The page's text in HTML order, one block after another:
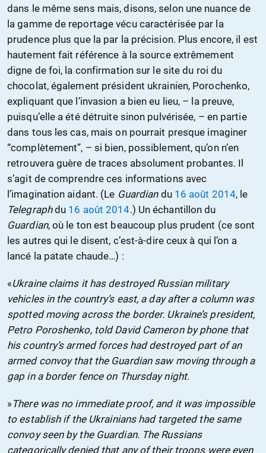
dans le même sens mais, disons, selon une nuance de
la gamme de reportage vécu caractérisée par la
prudence plus que la par la précision. Plus encore, il est
hautement fait référence à la source extrêmement
digne de foi, la confirmation sur le site du roi du
chocolat, également président ukrainien, Porochenko,
expliquant que l’invasion a bien eu lieu, – la preuve,
puisqu’elle a été détruite sinon pulvérisée, – en partie
dans tous les cas, mais on pourrait presque imaginer
“complètement”, – si bien, possiblement, qu’on n’en
retrouvera guère de traces absolument probantes. Il
s’agit de comprendre ces informations avec
l’imagination aidant. (Le Guardiandu 16 août 2014, le
Telegraphdu 16 août 2014.) Un échantillon du
Guardian, où le ton est beaucoup plus prudent (ce sont
les autres qui le disent, c’est-à-dire ceux à qui l’on a
lancé la patate chaude…) :
«Ukraine claims it has destroyed Russian military
vehicles in the country’s east, a day after a column was
spotted moving across the border. Ukraine’s president,
Petro Poroshenko, told David Cameron by phone that
his country’s armed forces had destroyed part of an
armed convoy that the Guardian saw moving through a
gap in a border fence on Thursday night.
»There was no immediate proof, and it was impossible
to establish if the Ukrainians had targeted the same
convoy seen by the Guardian. The Russians
categorically denied that any of their troops were even